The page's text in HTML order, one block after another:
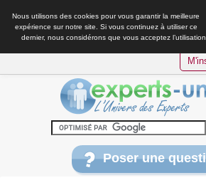
Nous utilisons des cookies pour vous garantir la meilleure
expérience sur notre site. Si vous continuez à utiliser ce
dernier, nous considérons que vous acceptez
Poser une